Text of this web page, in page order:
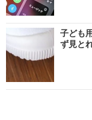
子ども
ず見と